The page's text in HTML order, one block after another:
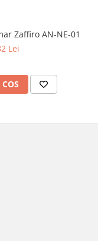
Zaffiro AN-NE-01
Lei